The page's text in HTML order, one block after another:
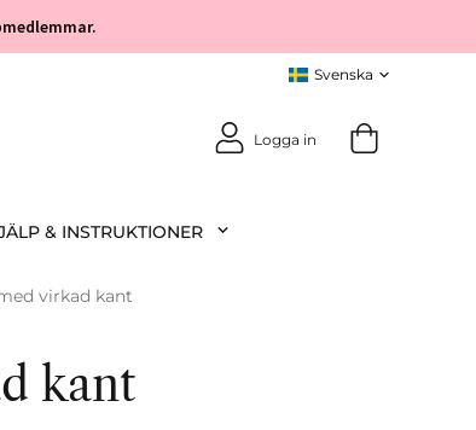
Logga in
& INSTRUKTIONER
virkad kant
kant